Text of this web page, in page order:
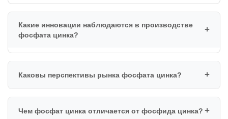
Какие инновации наблюдаются в производстве
фосфата цинка?
Каковы перспективы рынка фосфата цинка?
Чем фосфат цинка отличается от фосфида цинка?